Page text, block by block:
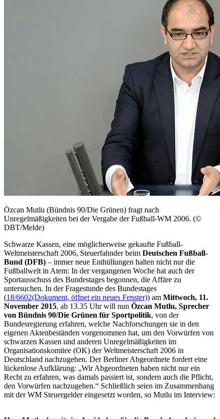
Özcan Mutlu (Bündnis 90/Die Grünen) fragt nach
Unregelmäßigkeiten bei der Vergabe der Fußball-WM 2006. (©
DBT/Melde)
Schwarze Kassen, eine möglicherweise gekaufte Fußball-
Weltmeisterschaft 2006, Steuerfahnder beim Deutschen Fußball-
Bund (DFB) – immer neue Enthüllungen halten nicht nur die
Fußballwelt in Atem: In der vergangenen Woche hat auch der
Sportausschuss des Bundestages begonnen, die Affäre zu
untersuchen. In der Fragestunde des Bundestages
(18/6602(Dokument, öffnet ein neues Fenster)) am Mittwoch, 11.
November 2015, ab 13.35 Uhr will nun Özcan Mutlu, Sprecher
von Bündnis 90/Die Grünen für Sportpolitik, von der
Bundesregierung erfahren, welche Nachforschungen sie in den
eigenen Aktenbeständen vorgenommen hat, um den Vorwürfen von
schwarzen Kassen und anderen Unregelmäßigkeiten im
Organisationskomitee (OK) der Weltmeisterschaft 2006 in
Deutschland nachzugehen. Der Berliner Abgeordnete fordert eine
lückenlose Aufklärung: „Wir Abgeordneten haben nicht nur ein
Recht zu erfahren, was damals passiert ist, sondern auch die Pflicht,
den Vorwürfen nachzugehen.“ Schließlich seien im Zusammenhang
mit der WM Steuergelder eingesetzt worden, so Mutlu im Interview: